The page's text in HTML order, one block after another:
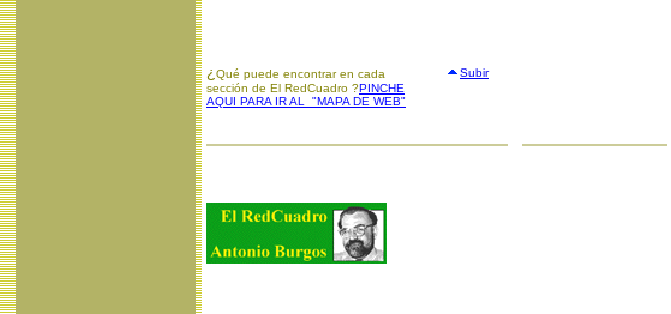
¿ Qué puede encontrar en cada
sección de El RedCuadro ?PINCHE
AQUI PARA IR AL "MAPA DE WEB"
Subir